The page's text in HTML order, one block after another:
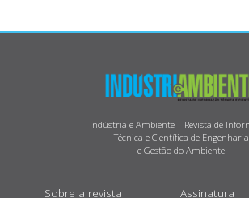
Indústria e Ambiente | Revista de
Técnica e Científica de Engenharia
e Gestão do Ambiente
Sobre a revista
Assinatura